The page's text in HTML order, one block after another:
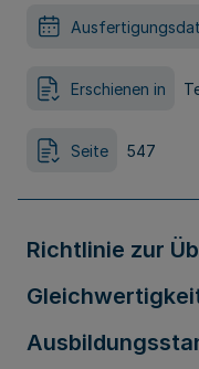
Erschienen in
Seite 547
Richtlinie zur